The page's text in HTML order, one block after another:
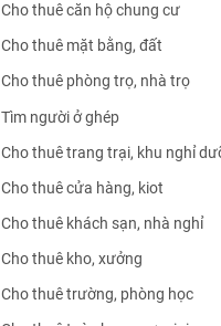
Cho thuê căn hộ chung cư
Cho thuê mặt bằng, đất
Cho thuê phòng trọ, nhà trọ
Tìm người ở ghép
Cho thuê trang trại, khu nghỉ
Cho thuê cửa hàng, kiot
Cho thuê khách sạn, nhà nghỉ
Cho thuê kho, xưởng
Cho thuê trường, phòng học